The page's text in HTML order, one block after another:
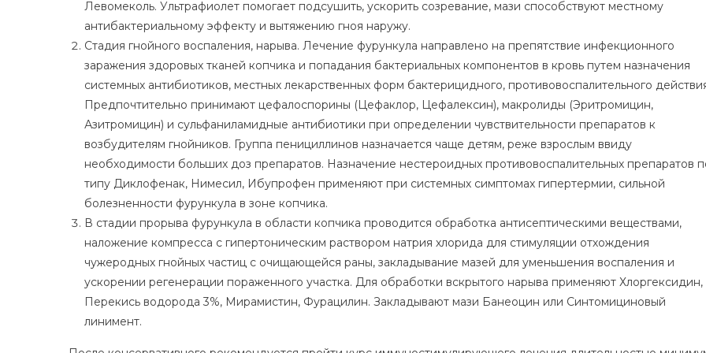
Левомеколь. Ультрафиолет помогает подсушить, ускорить созревание, мази способствуют местному
антибактериальному эффекту и вытяжению гноя наружу.
Стадия гнойного воспаления, нарыва. Лечение фурункула направлено на препятствие инфекционного
заражения здоровых тканей копчика и попадания бактериальных компонентов в кровь путем назначения
системных антибиотиков, местных лекарственных форм бактерицидного, противовоспалительного
Предпочтительно принимают цефалоспорины (Цефаклор, Цефалексин), макролиды (Эритромицин,
Азитромицин) и сульфаниламидные антибиотики при определении чувствительности препаратов к
возбудителям гнойников. Группа пенициллинов назначается чаще детям, реже взрослым ввиду
необходимости больших доз препаратов. Назначение нестероидных противовоспалительных препаратов
типу Диклофенак, Нимесил, Ибупрофен применяют при системных симптомах гипертермии, сильной
болезненности фурункула в зоне копчика.
В стадии прорыва фурункула в области копчика проводится обработка антисептическими веществами,
наложение компресса с гипертоническим раствором натрия хлорида для стимуляции отхождения
чужеродных гнойных частиц с очищающейся раны, закладывание мазей для уменьшения воспаления и
ускорении регенерации пораженного участка. Для обработки вскрытого нарыва применяют Хлоргексидин,
Перекись водорода 3%, Мирамистин, Фурацилин. Закладывают мази Банеоцин или Синтомициновый
линимент.